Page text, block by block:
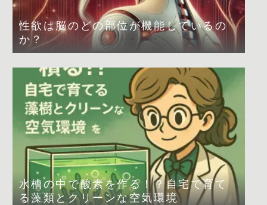
性欲は脳のどの部位が機能しているの
か？
水槽の中で酸素を作る！？自宅で育て
る藻類とクリーンな空気環境